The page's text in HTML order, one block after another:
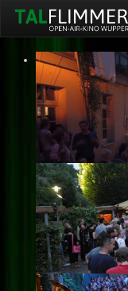
Home
Programm
Service
Ticketinfos
Ort
Anreise
Wetter
Kinogutschein
Konzept